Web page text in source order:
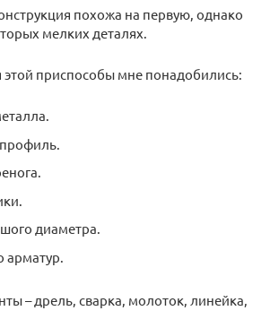
похожа на первую, однако
мелких деталях.
этой приспособы мне понадобились:
диаметра.
арматур.
– дрель, сварка, молоток, линейка,